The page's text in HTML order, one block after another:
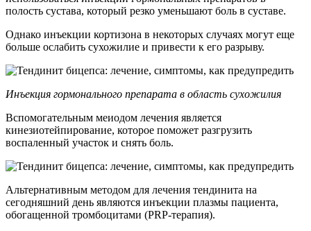
полость сустава, который резко уменьшают боль в суставе.
Однако инъекции кортизона в некоторых случаях могут еще
больше ослабить сухожилие и привести к его разрыву.
Инъекция гормонального препарата в область сухожилия
Вспомогательным меиодом лечения является
кинезиотейпирование, которое поможет разгрузить
воспаленный участок и снять боль.
Альтернативным методом для лечения тендинита на
сегодняшний день являются инъекции плазмы пациента,
обогащенной тромбоцитами (PRP-терапия).